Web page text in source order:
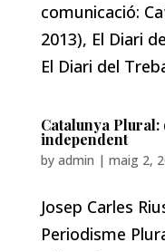
comunicació:
2013), El Diari
El Diari del
Catalunya
independent
by admin | maig 2,
Josep Carles
Periodisme